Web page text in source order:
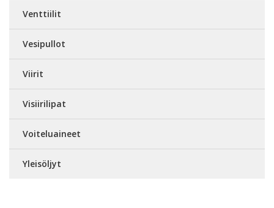
Venttiilit
Vesipullot
Viirit
Visiirilipat
Voiteluaineet
Yleisöljyt